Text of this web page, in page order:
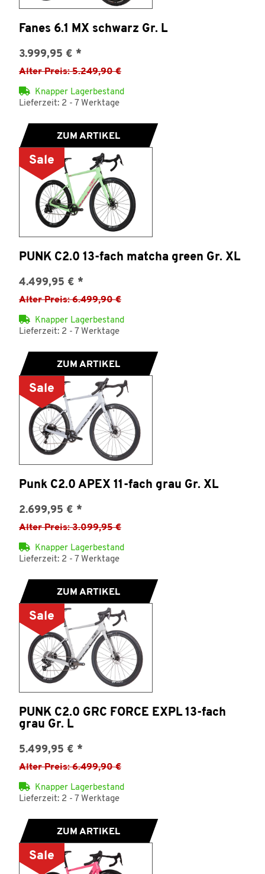
Fanes 6.1 MX schwarz Gr. L
3.999,95 € *
Alter Preis: 5.249,90 €
Knapper Lagerbestand
Lieferzeit: 2 - 7 Werktage
ZUM ARTIKEL
Sale
PUNK C2.0 13-fach matcha green Gr. XL
4.499,95 € *
Alter Preis: 6.499,90 €
Knapper Lagerbestand
Lieferzeit: 2 - 7 Werktage
ZUM ARTIKEL
Sale
Punk C2.0 APEX 11-fach grau Gr. XL
2.699,95 € *
Alter Preis: 3.099,95 €
Knapper Lagerbestand
Lieferzeit: 2 - 7 Werktage
ZUM ARTIKEL
Sale
PUNK C2.0 GRC FORCE EXPL 13-fach
grau Gr. L
5.499,95 € *
Alter Preis: 6.499,90 €
Knapper Lagerbestand
Lieferzeit: 2 - 7 Werktage
ZUM ARTIKEL
Sale